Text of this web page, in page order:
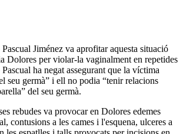
Jiménez va aprofitar aquesta situació
Dolores per violar-la vaginalment en repetides
ha negat assegurant que la víctima
seu germà” i ell no podia “tenir relacions
del seu germà.
rebudes va provocar en Dolores edemes
contusions a les cames i l'esquena, ulceres a